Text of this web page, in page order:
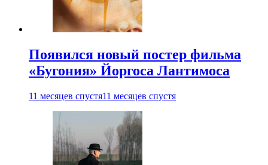
Появился новый постер фильма
«Бугония» Йоргоса Лантимоса
11 месяцев спустя11 месяцев спустя